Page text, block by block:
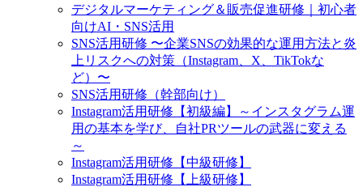
デジタルマーケティング＆販売促進研修｜初心者
向けAI・SNS活用
SNS活用研修 〜企業SNSの効果的な運用方法と炎
上リスクへの対策（Instagram、X、TikTokな
ど）〜
SNS活用研修（幹部向け）
Instagram活用研修【初級編】～インスタグラム運
用の基本を学び、自社PRツールの武器に変える
～
Instagram活用研修【中級研修】
Instagram活用研修【上級研修】